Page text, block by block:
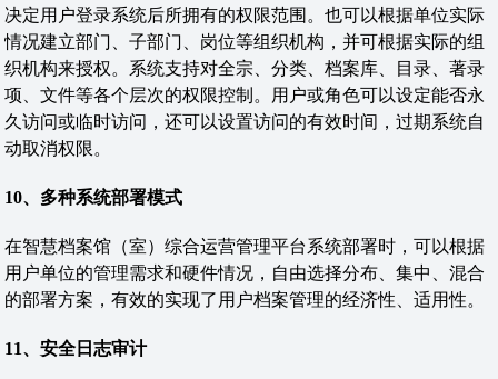
决定用户登录系统后所拥有的权限范围。也可以根据单位实际
情况建立部门、子部门、岗位等组织机构，并可根据实际的组
织机构来授权。系统支持对全宗、分类、档案库、目录、著录
项、文件等各个层次的权限控制。用户或角色可以设定能否永
久访问或临时访问，还可以设置访问的有效时间，过期系统自
动取消权限。
10、多种系统部署模式
在智慧档案馆（室）综合运营管理平台系统部署时，可以根据
用户单位的管理需求和硬件情况，自由选择分布、集中、混合
的部署方案，有效的实现了用户档案管理的经济性、适用性。
11、安全日志审计